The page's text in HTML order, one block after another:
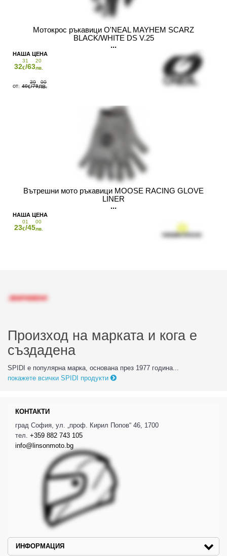
Произход на марката и кога е
създадена
SPIDI е популярна марка, основана през 1977 година...
покажете всички SPIDI продукти
Мотокрос ръкавици O'NEAL MAYHEM SCARZ
BLACK/WHITE DS V.25
32
31
€/63
20
лв.
40
39
€/79
00
ЛВ.
Вътрешни мото ръкавици MOOSE RACING GLOVE
LINER
23
01
€/45
00
лв.
КОНТАКТИ
град София, ул. „проф. Кирил Попов“ 46, 1700
тел. +359 882 743 105
info@linsonmoto.bg
ИНФОРМАЦИЯ